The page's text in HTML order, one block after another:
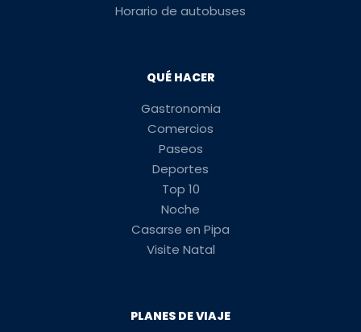
Horario de autobuses
QUÉ HACER
Gastronomia
Comercios
Paseos
Deportes
Top 10
Noche
Casarse en Pipa
Visite Natal
PLANES DE VIAJE